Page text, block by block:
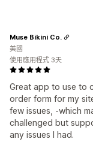
Great app to use to
order form for my
few issues, -which
challenged but
any issues I had.
Muse Bikini Co.
美國
使用應用程式 3天